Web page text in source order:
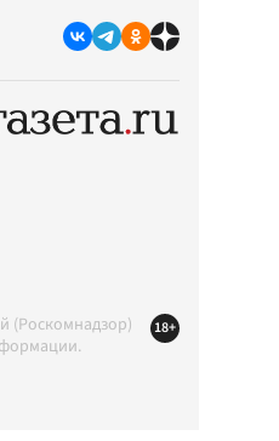
(Роскомнадзор)
18+